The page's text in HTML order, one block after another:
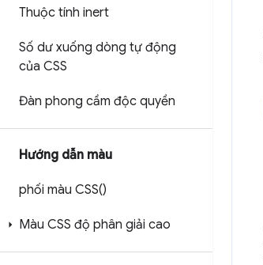
Thuộc tính inert
Số dư xuống dòng tự động
của CSS
Đàn phong cầm độc quyền
Hướng dẫn màu
phối màu CSS()
Màu CSS độ phân giải cao